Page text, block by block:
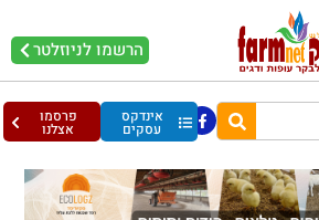
הרשמו לניוזלטר
אינדקס
עסקים
פרסמו
אצלנו